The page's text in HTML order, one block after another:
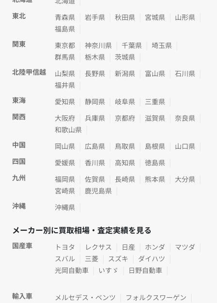
東北
青森県 岩手県 秋田県 宮城県
山形県
福島県
関東
東京都 神奈川県 千葉県
埼玉県
群馬県
栃木県
茨城県
北陸甲信越
山梨県 長野県 新潟県 富山県
石川県
福井県
東海
愛知県 静岡県 岐阜県
三重県
関西
大阪府 兵庫県 京都府 滋賀県
奈良県
和歌山県
中国
岡山県 広島県 鳥取県 島根県
山口県
四国
愛媛県 香川県 高知県
徳島県
九州
福岡県 佐賀県 長崎県 熊本県
大分県
宮崎県
鹿児島県
沖縄
沖縄県
メーカー別に買取相場・査定実績を見る
国産車 トヨタ レクサス 日産 ホンダ
マツダ
スバル
三菱 スズキ
ダイハツ
光岡自動車
いすゞ 日野自動車
輸入車 メルセデス・ベンツ
フォルクスワーゲン